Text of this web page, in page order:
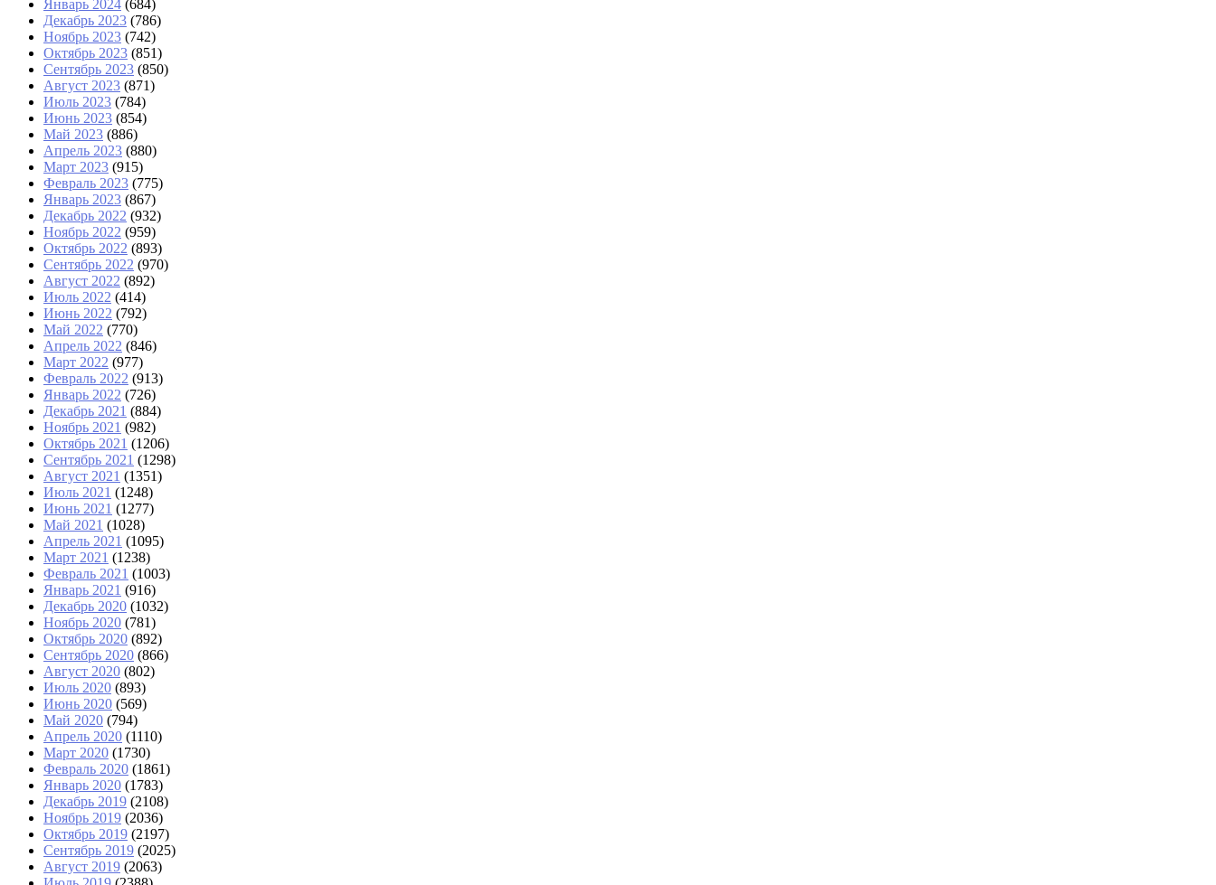
Январь 2024 (684)
Декабрь 2023 (786)
Ноябрь 2023 (742)
Октябрь 2023 (851)
Сентябрь 2023 (850)
Август 2023 (871)
Июль 2023 (784)
Июнь 2023 (854)
Май 2023 (886)
Апрель 2023 (880)
Март 2023 (915)
Февраль 2023 (775)
Январь 2023 (867)
Декабрь 2022 (932)
Ноябрь 2022 (959)
Октябрь 2022 (893)
Сентябрь 2022 (970)
Август 2022 (892)
Июль 2022 (414)
Июнь 2022 (792)
Май 2022 (770)
Апрель 2022 (846)
Март 2022 (977)
Февраль 2022 (913)
Январь 2022 (726)
Декабрь 2021 (884)
Ноябрь 2021 (982)
Октябрь 2021 (1206)
Сентябрь 2021 (1298)
Август 2021 (1351)
Июль 2021 (1248)
Июнь 2021 (1277)
Май 2021 (1028)
Апрель 2021 (1095)
Март 2021 (1238)
Февраль 2021 (1003)
Январь 2021 (916)
Декабрь 2020 (1032)
Ноябрь 2020 (781)
Октябрь 2020 (892)
Сентябрь 2020 (866)
Август 2020 (802)
Июль 2020 (893)
Июнь 2020 (569)
Май 2020 (794)
Апрель 2020 (1110)
Март 2020 (1730)
Февраль 2020 (1861)
Январь 2020 (1783)
Декабрь 2019 (2108)
Ноябрь 2019 (2036)
Октябрь 2019 (2197)
Сентябрь 2019 (2025)
Август 2019 (2063)